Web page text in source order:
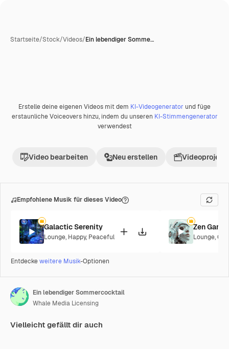
Startseite/Stock/Videos/Ein lebendiger Somme…
Premium
Erstelle deine eigenen Videos mit dem KI-Videogenerator und füge
erstaunliche Voiceovers hinzu, indem du unseren KI-Stimmengenerator
verwendest
Video bearbeiten Neu erstellen Videoprojekt
Empfohlene Musik für dieses Video
Galactic Serenity
Lounge, Happy, Peaceful
Zen
Lounge,
Entdeckeweitere Musik-Optionen
Ein lebendiger Sommercocktail
Whale Media Licensing
Vielleicht gefällt dir auch